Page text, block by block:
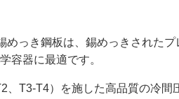
めっき鋼板は、錫めっきされた
容器に最適です。
、T3-T4）を施した高品質の冷